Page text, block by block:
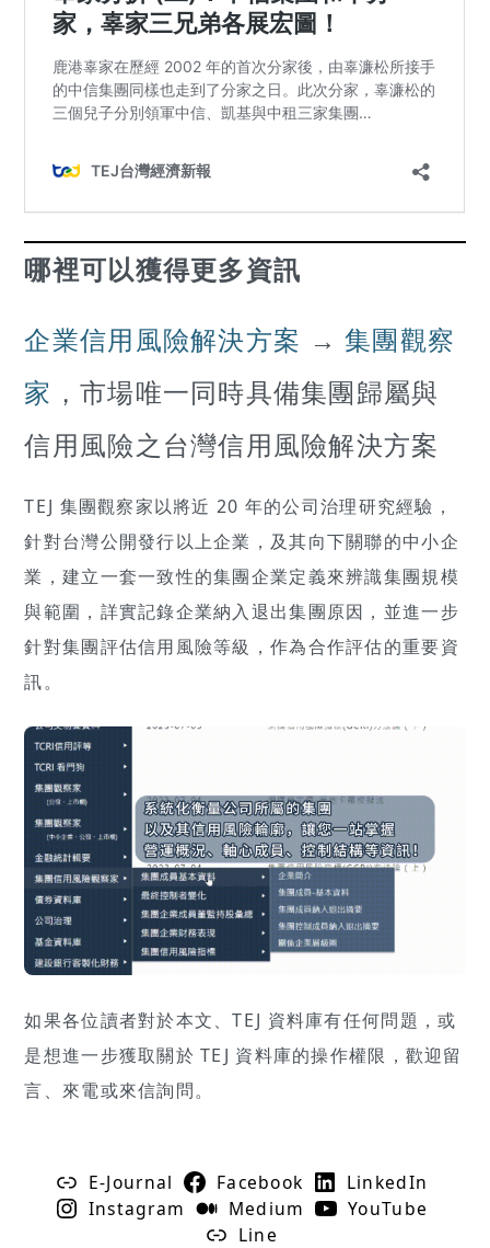
哪裡可以獲得更多資訊
企業信用風險解決方案 →集團觀察
家 ，市場唯一同時具備集團歸屬與
信用風險之台灣信用風險解決方案
TEJ 集團觀察家以將近 20 年的公司治理研究經驗，
針對台灣公開發行以上企業，及其向下關聯的中小企
業，建立一套一致性的集團企業定義來辨識集團規模
與範圍，詳實記錄企業納入退出集團原因，並進一步
針對集團評估信用風險等級，作為合作評估的重要資
訊。
如果各位讀者對於本文、TEJ 資料庫有任何問題，或
是想進一步獲取關於 TEJ 資料庫的操作權限，歡迎留
言、來電或來信詢問。
E-Journal Facebook
LinkedIn
Instagram
Medium
YouTube
Line